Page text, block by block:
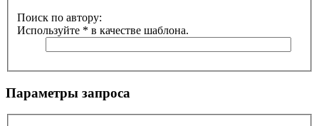
Поиск по автору:
Используйте * в качестве шаблона.
Параметры запроса